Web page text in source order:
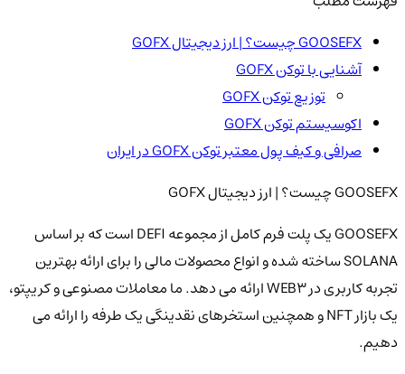
GOOSEFX چیست؟ | ارز دیجیتال GOFX
آشنایی با توکن GOFX
توزیع توکن GOFX
اکوسیستم توکن GOFX
صرافی و کیف پول معتبر توکن GOFX در ایران
GOOSEFX چیست؟ | ارز دیجیتال GOFX
GOOSEFX یک پلت فرم کامل از مجموعه DEFI است که بر اساس
SOLANA ساخته شده و انواع محصولات مالی را برای ارائه بهترین
تجربه کاربری در WEB3 ارائه می دهد. ما معاملات مصنوعی و کریپتو،
یک بازار NFT و همچنین استخرهای نقدینگی یک طرفه را ارائه می
دهیم.